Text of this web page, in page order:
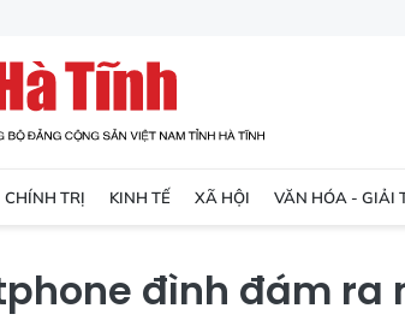
CHÍNH TRỊ KINH TẾ XÃ HỘI VĂN HÓA - GIẢI
đình đám ra